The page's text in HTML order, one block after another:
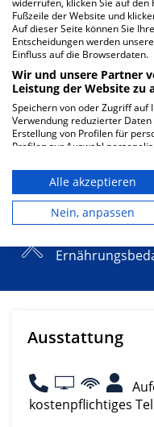
Klinik
Mehr
Besondere
Ausstattung
kostenpflichtiges
widerrufen, klicken Sie auf
Fußzeile der Website und
Auf dieser Seite können Sie
Entscheidungen werden
Einfluss auf die Browserdaten.
Wir und unsere Partner
Leistung der Website zu
Speichern von oder Zugriff
Verwendung reduzierter
Erstellung von Profilen für
Profilen zur Auswahl
personalisierter Inhalte.
Performance von Inhalten.
oder Kombinationen von
und Verbesserung der
Auswahl von Inhalten.
die USA gesendet werden.
Ihre Einwilligung und die
IAB-Verarbeitungszwecke:
Informationen auf
Verwendung
Alle akzeptieren
Nein, anpassen